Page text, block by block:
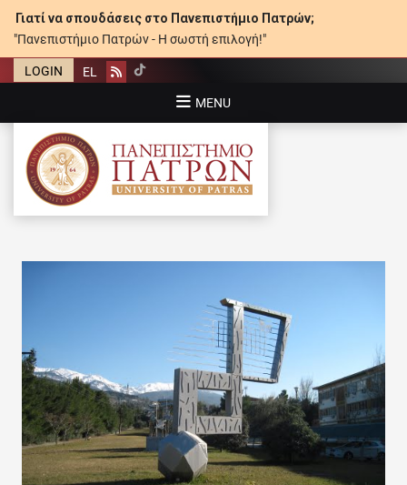
Γιατί να σπουδάσεις στο Πανεπιστήμιο Πατρών;
"Πανεπιστήμιο Πατρών - Η σωστή επιλογή!"
LOGIN EL Rss
MENU
ΠΑΝΕΠΙΣΤΉΜΙΟ ΠΑΤΡΏΝ